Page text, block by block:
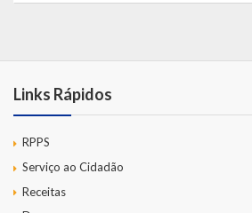
Links Rápidos
RPPS
Serviço ao Cidadão
Receitas